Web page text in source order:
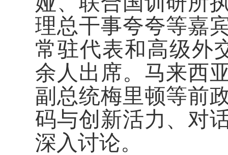
理总干事夸夸等嘉
常驻代表和高级外
余人出席。马来西
副总统梅里顿等前
码与创新活力、对
深入讨论。